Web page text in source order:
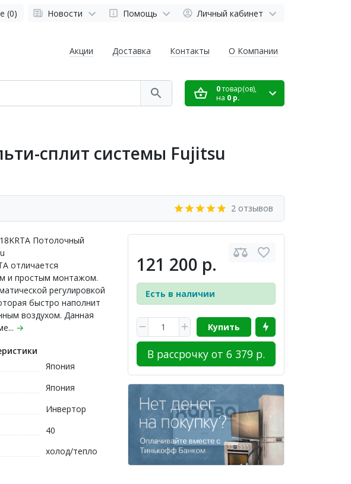
(0) Новости Помощь Личный кабинет
Акции Доставка Контакты О Компании
0товар(ов),
на 0 р.
сплит системы Fujitsu
2 отзывов
121 200 р.
Есть в наличии
Купить
В рассрочку от 6 379 р.
Потолочный
отличается
и простым монтажом.
регулировкой
быстро наполнит
воздухом. Данная
→
Япония
Япония
Инвертор
40
холод/тепло